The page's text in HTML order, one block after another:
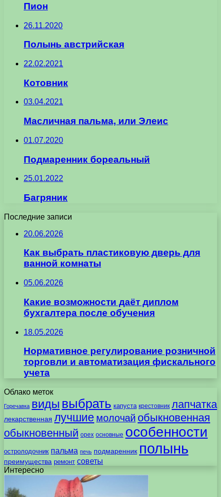
Пион
26.11.2020
Полынь австрийская
22.02.2021
Котовник
03.04.2021
Масличная пальма, или Элеис
01.07.2020
Подмаренник бореальный
25.01.2022
Багряник
Последние записи
20.06.2026
Как выбрать пластиковую дверь для
ванной комнаты
05.06.2026
Какие возможности даёт диплом
бухгалтера после обучения
18.05.2026
Нормативное регулирование розничной
торговли и автоматизация фискального
учета
Облако меток
Горечавка виды выбрать капуста крестовник лапчатка
лекарственная лучшие молочай обыкновенная
обыкновенный орех основные особенности
остролодочник пальма печь подмаренник полынь
преимущества ремонт советы
Интересно